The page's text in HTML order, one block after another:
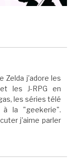
Zelda j'adore les
les J-RPG en
les séries télé
la "geekerie".
j'aime parler